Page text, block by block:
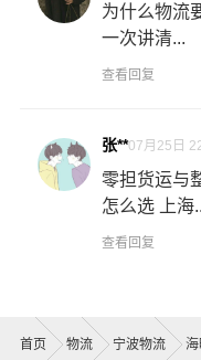
为什么物流
一次讲清...
查看回复
张**07月25日
零担货运与
怎么选 上海
查看回复
首页 物流 宁波物流